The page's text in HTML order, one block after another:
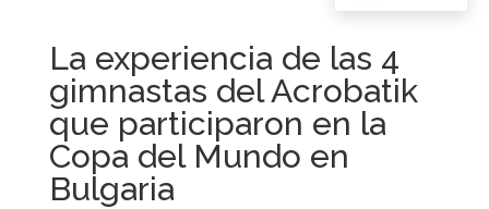
La experiencia de las 4
gimnastas del Acrobatik
que participaron en la
Copa del Mundo en
Bulgaria